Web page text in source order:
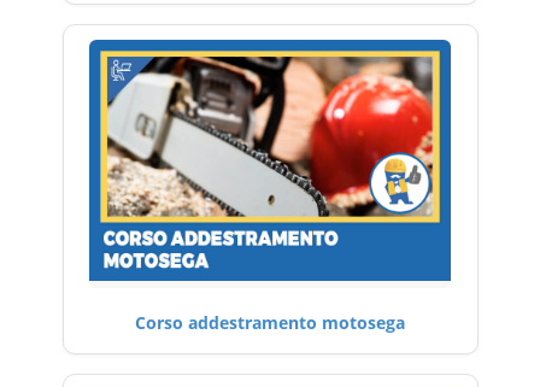
Corso addestramento motosega